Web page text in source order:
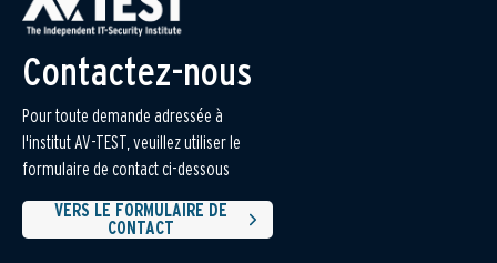
Contactez-nous
Pour toute demande adressée à
l'institut AV-TEST, veuillez utiliser le
formulaire de contact ci-dessous
VERS LE FORMULAIRE DE
CONTACT